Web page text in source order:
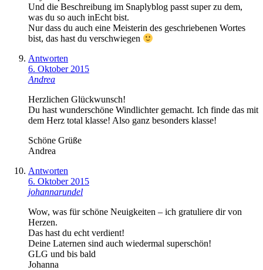
Und die Beschreibung im Snaplyblog passt super zu dem,
was du so auch inEcht bist.
Nur dass du auch eine Meisterin des geschriebenen Wortes
bist, das hast du verschwiegen
Antworten
6. Oktober 2015
Andrea
Herzlichen Glückwunsch!
Du hast wunderschöne Windlichter gemacht. Ich finde das mit
dem Herz total klasse! Also ganz besonders klasse!
Schöne Grüße
Andrea
Antworten
6. Oktober 2015
johannarundel
Wow, was für schöne Neuigkeiten – ich gratuliere dir von
Herzen.
Das hast du echt verdient!
Deine Laternen sind auch wiedermal superschön!
GLG und bis bald
Johanna